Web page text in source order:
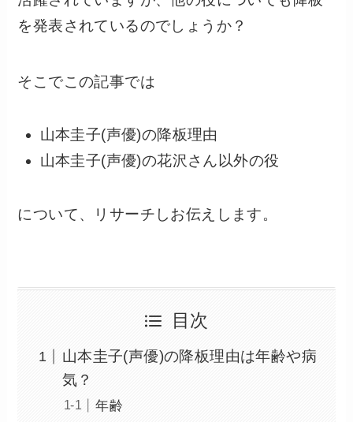
を発表されているのでしょうか？
そこでこの記事では
山本圭子(声優)の降板理由
山本圭子(声優)の花沢さん以外の役
について、リサーチしお伝えします。
目次
山本圭子(声優)の降板理由は年齢や病
気？
年齢